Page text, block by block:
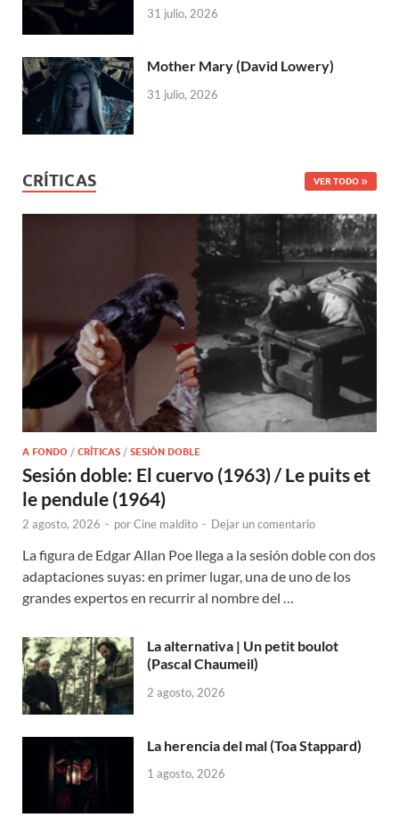
31 julio, 2026
Mother Mary (David Lowery)
31 julio, 2026
CRÍTICAS VER TODO
A FONDO / CRÍTICAS / SESIÓN DOBLE
Sesión doble: El cuervo (1963) / Le puits et
le pendule (1964)
2 agosto, 2026 - porCine maldito - Dejar un comentario
La figura de Edgar Allan Poe llega a la sesión doble con dos
adaptaciones suyas: en primer lugar, una de uno de los
grandes expertos en recurrir al nombre del …
La alternativa | Un petit boulot
(Pascal Chaumeil)
2 agosto, 2026
La herencia del mal (Toa Stappard)
1 agosto, 2026